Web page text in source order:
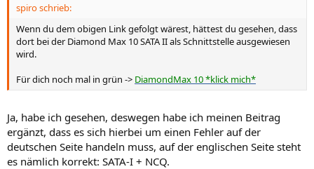
spiro schrieb:
Wenn du dem obigen Link gefolgt wärest, hättest du gesehen, dass
dort bei der Diamond Max 10 SATA II als Schnittstelle ausgewiesen
wird.
Für dich noch mal in grün -> DiamondMax 10 *klick mich*
Ja, habe ich gesehen, deswegen habe ich meinen Beitrag
ergänzt, dass es sich hierbei um einen Fehler auf der
deutschen Seite handeln muss, auf der englischen Seite steht
es nämlich korrekt: SATA-I + NCQ.